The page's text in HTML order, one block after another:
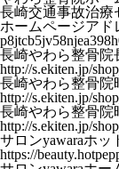
長崎交通事故治療
ホームページアド
長崎やわら整骨院
http://s.ekiten.jp/
長崎やわら整骨院
http://s.ekiten.jp/
長崎やわら整骨院
http://s.ekiten.jp/
サロンyawaraホッ
https://